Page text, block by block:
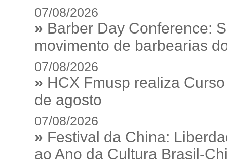
07/08/2026
» Barber Day Conference:
movimento de barbearias
07/08/2026
» HCX Fmusp realiza
de agosto
07/08/2026
» Festival da China:
ao Ano da Cultura Brasil-